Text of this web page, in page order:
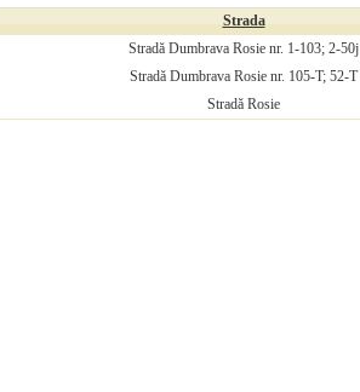
Strada
Stradă Dumbrava Rosie nr. 1-103; 2-50j
Stradă Dumbrava Rosie nr. 105-T; 52-T
Stradă Rosie